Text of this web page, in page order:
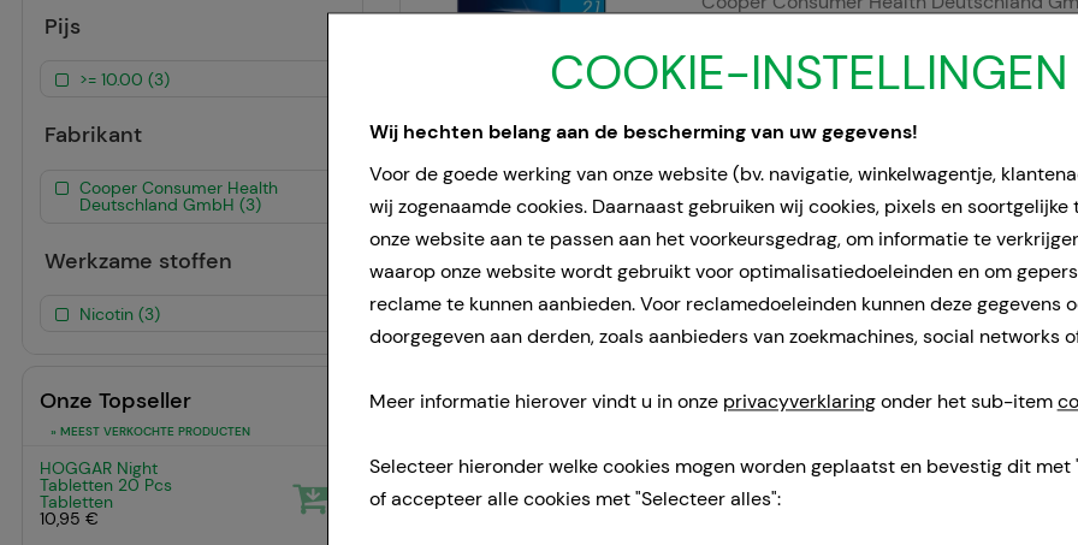
COOKIE-INSTELLINGEN
Wij hechten belang aan de bescherming van uw gegevens!
Voor de goede werking van onze website (bv. navigatie, winkelwagentje,
wij zogenaamde cookies. Daarnaast gebruiken wij cookies, pixels en soortgelijke
onze website aan te passen aan het voorkeursgedrag, om informatie te
waarop onze website wordt gebruikt voor optimalisatiedoeleinden en om
reclame te kunnen aanbieden. Voor reclamedoeleinden kunnen deze gegevens
doorgegeven aan derden, zoals aanbieders van zoekmachines, social networks
Meer informatie hierover vindt u in onze privacyverklaringonder het sub-item
Selecteer hieronder welke cookies mogen worden geplaatst en bevestig dit met
of accepteer alle cookies met "Selecteer alles":
Pleister, transdermaal
Doorgaans gereed voor verzending
NICOTINELL 14 mg/24-Stunden-
Cooper Consumer Health Deutschland
21Pcs
00110071
Doorgaans gereed voor verzending
Pijs
>= 10.00 (3)
Fabrikant
Cooper Consumer Health
Deutschland GmbH (3)
Werkzame stoffen
Nicotin (3)
Onze Topseller
» MEEST VERKOCHTE PRODUCTEN
HOGGAR Night
Tabletten 20 Pcs
Tabletten
10,95 €